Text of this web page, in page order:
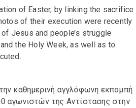
of Easter, by linking the sacrifice
of their execution were recently
Jesus and people’s struggle
the Holy Week, as well as to
καθημερινή αγγλόφωνη εκπομπή
αγωνιστών της Αντίστασης στην